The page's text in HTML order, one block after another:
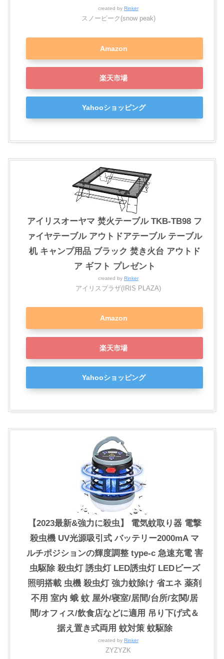
created by Rinker
スノーピーク(snow peak)
Amazon
楽天市場
Yahooショッピング
アイリスオーヤマ 焚火テーブル TKB-TB98 フ
ァイヤテーブル アウトドアテーブル テーブル
机 キャンプ用品 ブラック 焚き火台 アウトド
ア ギフト プレゼント
created by Rinker
アイリスプラザ(IRIS PLAZA)
Amazon
楽天市場
Yahooショッピング
【2023最新&強力に殺虫】 電気蚊取り器 電撃
殺虫機 UV光源吸引式 バッテリー2000mA マ
ルチポジションの輝度調整 type-c 急速充電 害
虫駆除 殺虫灯 誘虫灯 LED誘虫灯 LEDビーズ
照明搭載 虫機 殺虫灯 強力蚊除け 省エネ 薬剤
不用 室内 蛾 蚊 屋外/寝室/居間/台所/玄関/居
間/オフィス/飲食店などに適用 吊り下げ式＆
据え置き式両用 蚊対策 蚊駆除
created by Rinker
ZYZYZK